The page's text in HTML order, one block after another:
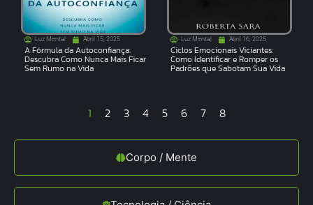
Corpo / Mente
Luz Mental Abril 15, 2025
A Fórmula da Autoconfiança:
Descubra Como Nunca Mais Ficar
Sem Rumo na Vida
Luz Mental Abril 16, 2025
Ciclos Emocionais Viciantes:
Como Identificar e Romper os
Padrões que Sabotam Sua Vida
1 2 3 4 5 6 7 8